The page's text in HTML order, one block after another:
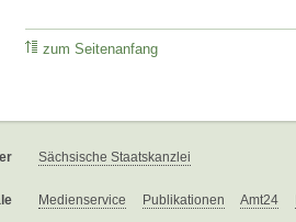
zum Seitenanfang
Sächsische Staatskanzlei
Medienservice Publikationen Amt24